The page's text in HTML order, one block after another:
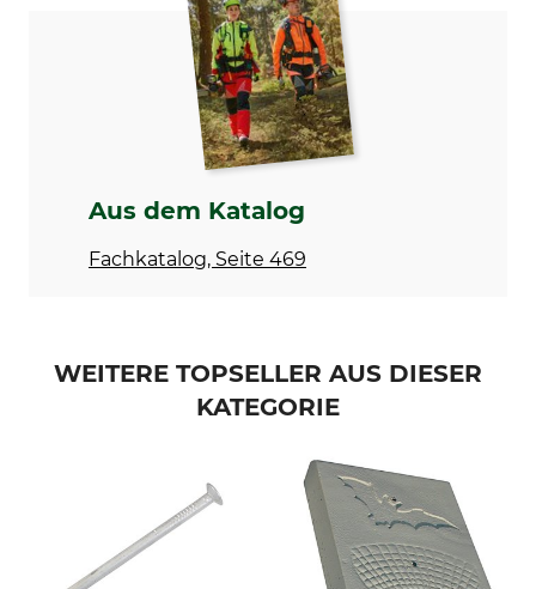
Modellbezeichnung
Herstellung
Made in Germany
Aus dem Katalog
Fachkatalog, Seite 469
WEITERE TOPSELLER AUS DIESER
KATEGORIE